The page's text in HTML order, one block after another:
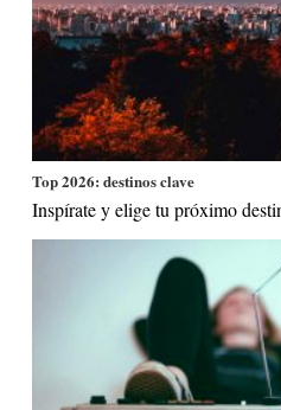
Top 2026: destinos clave
Inspírate y elige tu próximo